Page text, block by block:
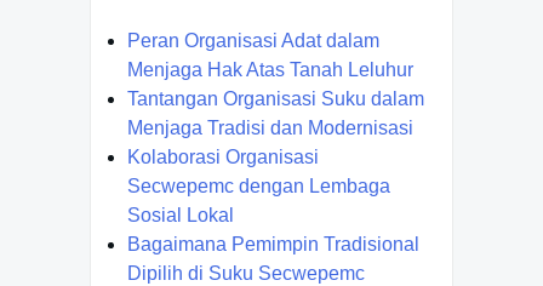
Peran Organisasi Adat dalam
Menjaga Hak Atas Tanah Leluhur
Tantangan Organisasi Suku dalam
Menjaga Tradisi dan Modernisasi
Kolaborasi Organisasi
Secwepemc dengan Lembaga
Sosial Lokal
Bagaimana Pemimpin Tradisional
Dipilih di Suku Secwepemc